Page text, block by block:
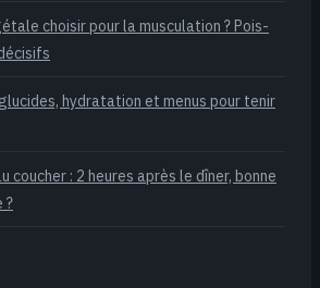
choisir pour la musculation ? Pois-
hydratation et menus pour tenir
coucher : 2 heures après le dîner, bonne
?